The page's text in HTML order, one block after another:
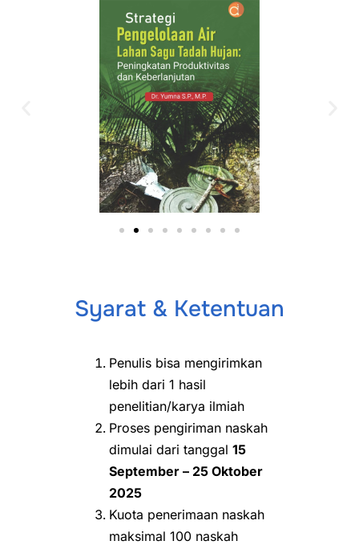
Syarat & Ketentuan
Penulis bisa mengirimkan
lebih dari 1 hasil
penelitian/karya ilmiah
Proses pengiriman naskah
dimulai dari tanggal15
September – 25 Oktober
2025
Kuota penerimaan naskah
maksimal 100 naskah